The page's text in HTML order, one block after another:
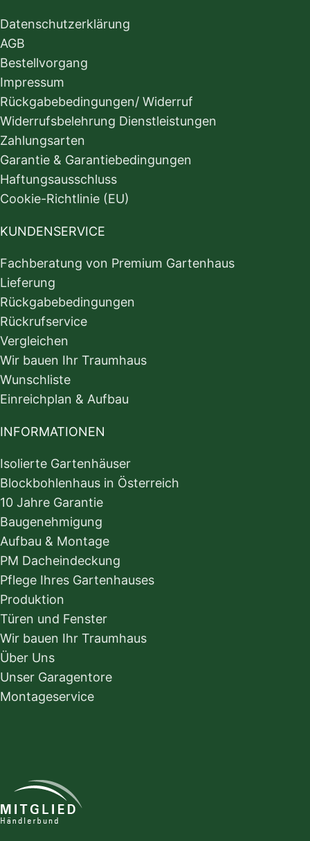
Datenschutzerklärung
AGB
Bestellvorgang
Impressum
Rückgabebedingungen/ Widerruf
Widerrufsbelehrung Dienstleistungen
Zahlungsarten
Garantie & Garantiebedingungen
Haftungsausschluss
Cookie-Richtlinie (EU)
KUNDENSERVICE
Fachberatung von Premium Gartenhaus
Lieferung
Rückgabebedingungen
Rückrufservice
Vergleichen
Wir bauen Ihr Traumhaus
Wunschliste
Einreichplan & Aufbau
INFORMATIONEN
Isolierte Gartenhäuser
Blockbohlenhaus in Österreich
10 Jahre Garantie
Baugenehmigung
Aufbau & Montage
PM Dacheindeckung
Pflege Ihres Gartenhauses
Produktion
Türen und Fenster
Wir bauen Ihr Traumhaus
Über Uns
Unser Garagentore
Montageservice